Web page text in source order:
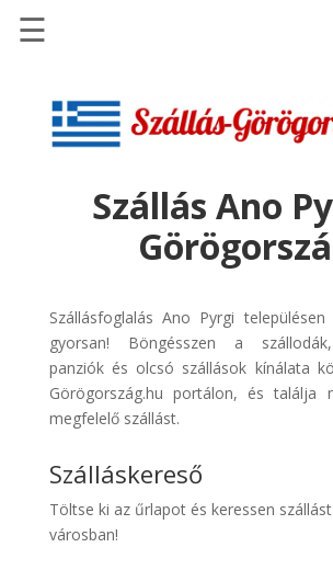
Szállások
Repülőjegy
pénzvisszatérítéssel
Discover
Cars
Transzfer
Kiwi
Taxi
☰
Szállás Ano
Szállásfoglalás Ano Pyrgi
gyorsan! Böngésszen a
panziók és olcsó szállások kínálata
Görögország.hu portálon, és találja
megfelelő szállást.
Szálláskereső
Töltse ki az űrlapot és keressen
városban!